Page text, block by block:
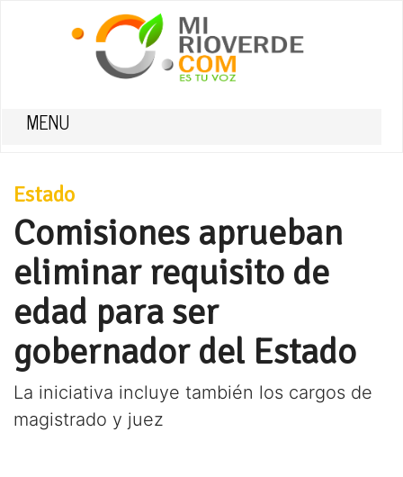
MENU
Estado
Comisiones aprueban
eliminar requisito de
edad para ser
gobernador del Estado
La iniciativa incluye también los cargos de
magistrado y juez